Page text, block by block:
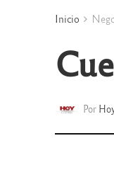
Inicio
Por